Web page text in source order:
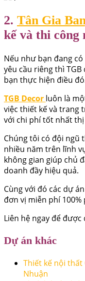
2. Tân Gia
kế và thi công
Nếu như bạn đang
yêu cầu riêng thì
bạn thực hiện điều
TGB Decor luôn là
việc thiết kế và trang
với chi phí tốt nhất
Chúng tôi có đội ngũ
nhiều năm trên lĩnh
không gian giúp chủ
doanh đầy hiệu quả.
Cùng với đó các dự
đơn vị miễn phí 100%
Liên hệ ngay để
Dự án khác
Thiết kế nội thất
Nhuận